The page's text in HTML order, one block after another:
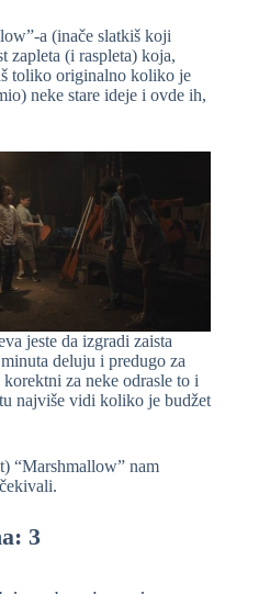
a (inače slatkiš koji
zapleta (i raspleta) koja,
toliko originalno koliko je
neke stare ideje i ovde ih,
jeste da izgradi zaista
deluju i predugo za
za neke odrasle to i
najviše vidi koliko je budžet
“Marshmallow” nam
3